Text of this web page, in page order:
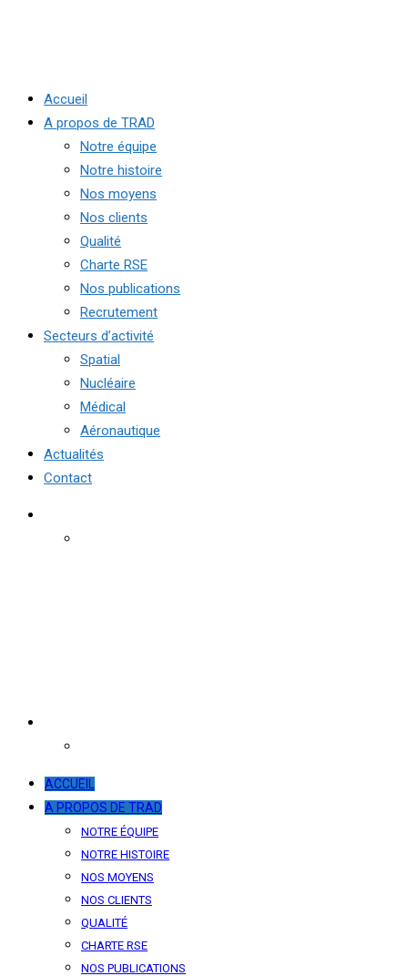
Accueil
A propos de TRAD
Notre équipe
Notre histoire
Nos moyens
Nos clients
Qualité
Charte RSE
Nos publications
Recrutement
Secteurs d’activité
Spatial
Nucléaire
Médical
Aéronautique
Actualités
Contact
ACCUEIL
A PROPOS DE TRAD
NOTRE ÉQUIPE
NOTRE HISTOIRE
NOS MOYENS
NOS CLIENTS
QUALITÉ
CHARTE RSE
NOS PUBLICATIONS